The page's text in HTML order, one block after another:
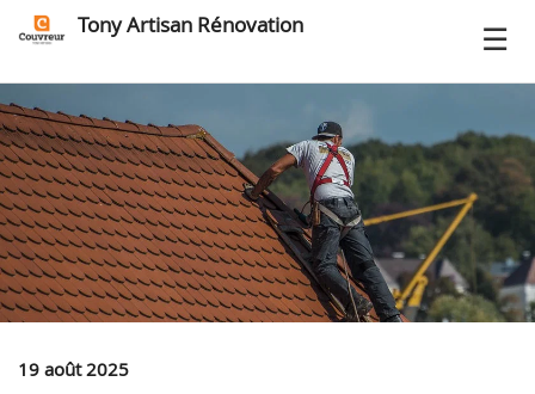
Tony Artisan Rénovation
19 août 2025